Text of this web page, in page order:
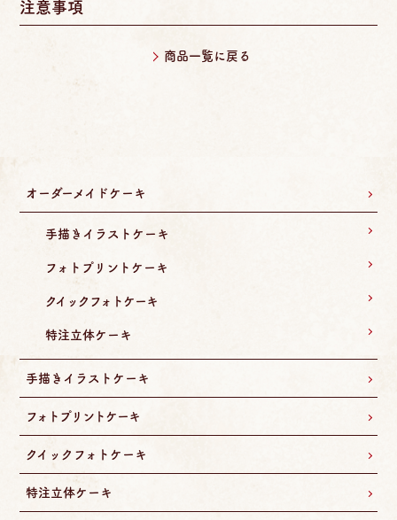
注意事項
商品一覧に戻る
オーダーメイドケーキ
手描きイラストケーキ
フォトプリントケーキ
クイックフォトケーキ
特注立体ケーキ
手描きイラストケーキ
フォトプリントケーキ
クイックフォトケーキ
特注立体ケーキ